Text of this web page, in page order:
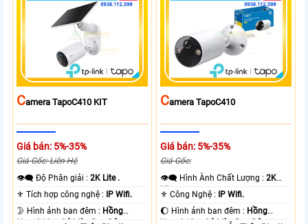
CAmera TapoC410 KIT
Giá bán: 5%-35%
Giá Gốc: Liên Hệ
👁️‍🗨 Độ Phân giải :2K Lite .
⚜️ Tích hợp công nghệ : IP Wifi.
🌛 Hình ảnh ban đêm : Hồng
CAmera TapoC410
Giá bán: 5%-35%
Giá Gốc:
👁️‍🗨 Hình Ành Chất Lượng :2K
Lite .
⚜️ Công Nghệ : IP Wifi.
🌔 Hình ảnh ban đêm : Hồng